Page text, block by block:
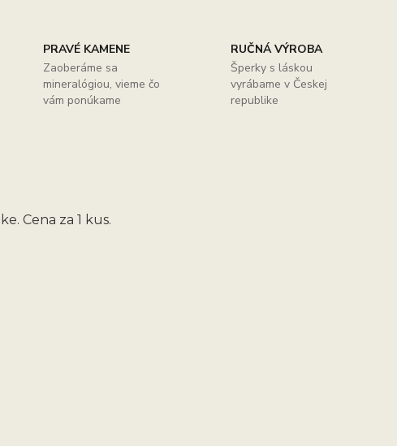
PRAVÉ KAMENE
Zaoberáme sa
mineralógiou, vieme čo
vám ponúkame
RUČNÁ VÝROBA
Šperky s láskou
vyrábame v Českej
republike
Cena za 1 kus.